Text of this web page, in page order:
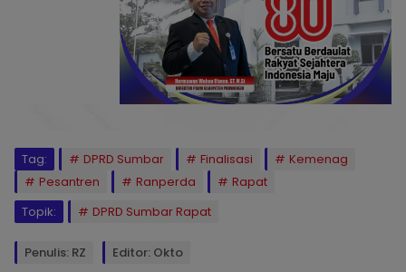
Tag: DPRD Sumbar Finalisasi
Kemenag
Pesantren
Ranperda
Rapat
Topik:
DPRD Sumbar Rapat
Penulis: RZ Editor: Okto